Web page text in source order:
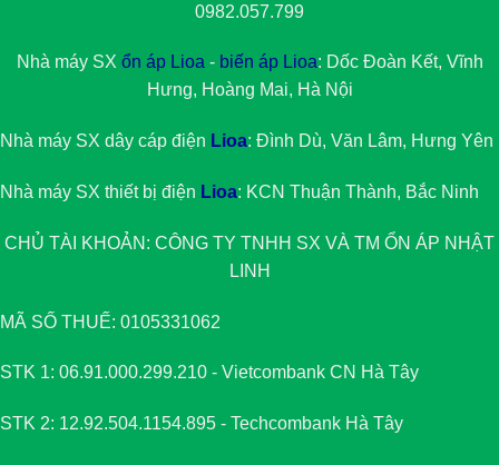
0982.057.799
Nhà máy SX ổn áp Lioa- biến áp Lioa: Dốc Đoàn Kết, Vĩnh
Hưng, Hoàng Mai, Hà Nội
Nhà máy SX dây cáp điện Lioa: Đình Dù, Văn Lâm, Hưng Yên
Nhà máy SX thiết bị điện Lioa: KCN Thuận Thành, Bắc Ninh
CHỦ TÀI KHOẢN: CÔNG TY TNHH SX VÀ TM ỔN ÁP NHẬT
LINH
MÃ SỐ THUẾ: 0105331062
STK 1: 06.91.000.299.210 - Vietcombank CN Hà Tây
STK 2: 12.92.504.1154.895 - Techcombank Hà Tây